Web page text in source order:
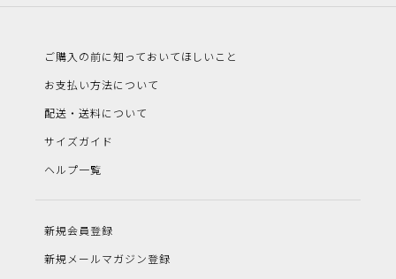
ご購入の前に知っておいてほしいこと
お支払い方法について
配送・送料について
サイズガイド
ヘルプ一覧
新規会員登録
新規メールマガジン登録